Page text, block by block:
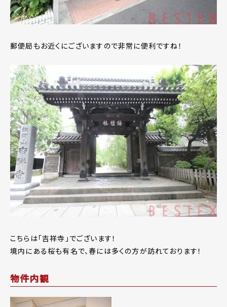
郵便局もお近くにございますので非常に便利ですね！
こちらは「吉祥寺」でございます！
境内にある桜も有名で、春には多くの方が訪れております！
物件内観